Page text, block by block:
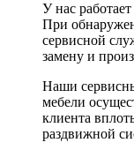
У нас
При
сервисной
замену и
Наши
мебели
клиента
раздвижной